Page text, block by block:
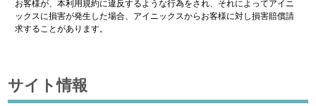
サイト情報
お客様が、本利用規約に違反するような行為をされ、それによってアイニ
ックスに損害が発生した場合、アイニックスからお客様に対し損害賠償請
求することがあります。